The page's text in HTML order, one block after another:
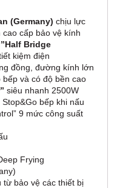
(Germany) chịu lực
cấp bảo vệ kính
Bridge
kiệm điện
đồng, đường kính lớn
và có độ bền cao
siêu nhanh 2500W
bếp khi nấu
9 mức công suất
Frying
từ bảo vệ các thiết bị